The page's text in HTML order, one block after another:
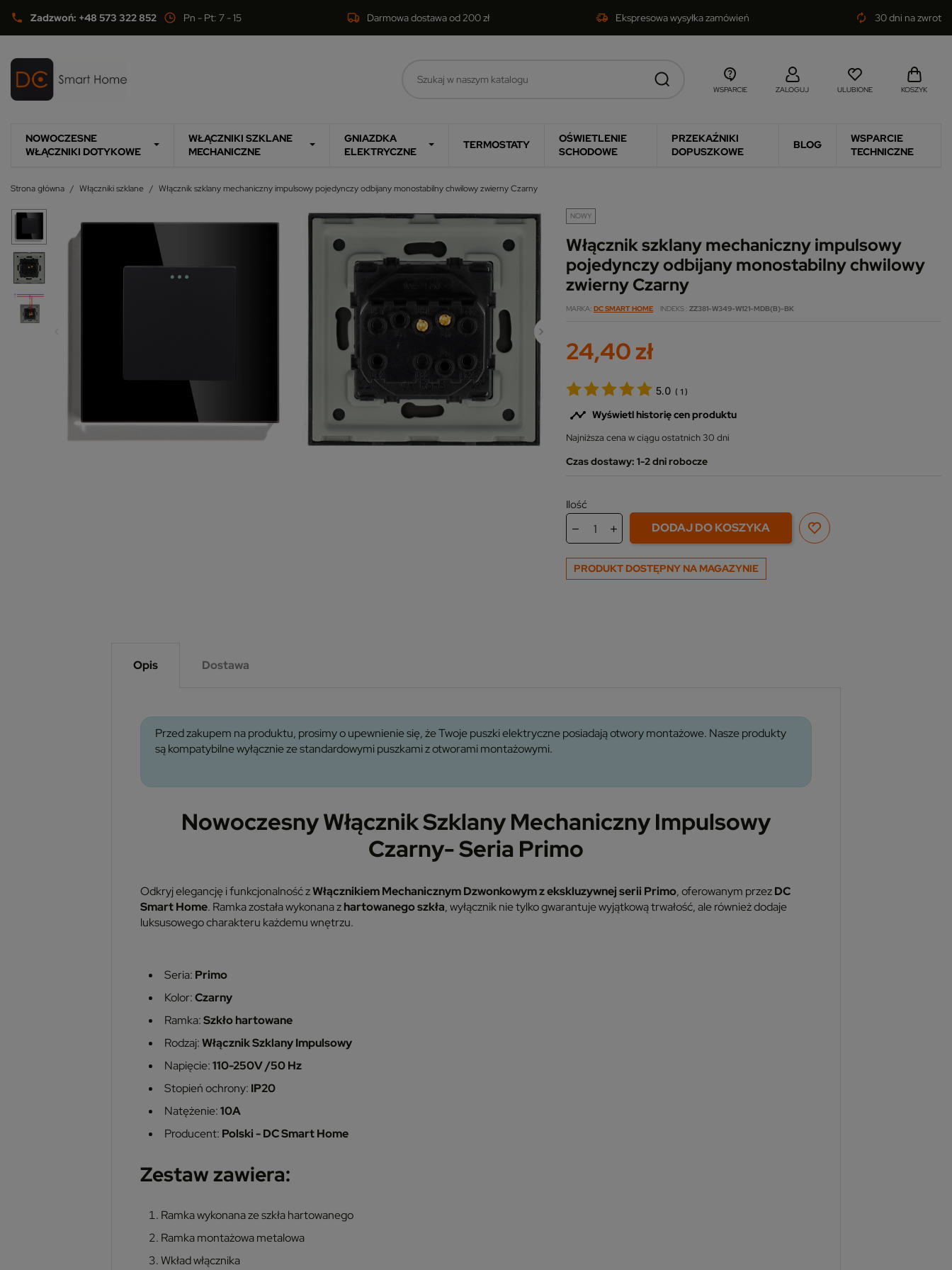
phone Zadzwoń: +48 573 322 852 Pn - Pt: 7 - 15 Darmowa dostawa od 200 zł Ekspresowa wysyłka zamówień autorenew 30 dni na zwrot
WSPARCIE ZALOGUJ ULUBIONE KOSZYK
NOWOCZESNE
WŁĄCZNIKI DOTYKOWE
WŁĄCZNIKI SZKLANE
MECHANICZNE
GNIAZDKA
ELEKTRYCZNE
TERMOSTATY
OŚWIETLENIE
SCHODOWE
PRZEKAŹNIKI
DOPUSZKOWE
BLOG
WSPARCIE
TECHNICZNE
Strona główna Włączniki szklane Włącznik szklany mechaniczny impulsowy pojedynczy odbijany monostabilny chwilowy zwierny Czarny
NOWY
Włącznik szklany mechaniczny impulsowy
pojedynczy odbijany monostabilny chwilowy
zwierny Czarny
MARKA DC SMART HOME INDEKS ZZ381-W349-W121-MDB(B)-BK
24,40 zł
5.0 ( 1 )
 Wyświetl historię cen produktu
Najniższa cena w ciągu ostatnich 30 dni
Czas dostawy: 1-2 dni robocze
Ilość
DODAJ DO KOSZYKA
PRODUKT DOSTĘPNY NA MAGAZYNIE
Opis Dostawa
Przed zakupem na produktu, prosimy o upewnienie się, że Twoje puszki elektryczne posiadają otwory montażowe. Nasze produkty
są kompatybilne wyłącznie ze standardowymi puszkami z otworami montażowymi.
Nowoczesny Włącznik Szklany Mechaniczny Impulsowy
Czarny- Seria Primo
Odkryj elegancję i funkcjonalność zWłącznikiem Mechanicznym Dzwonkowym z ekskluzywnej serii Primo, oferowanym przezDC
Smart Home. Ramka została wykonana zhartowanego szkła, wyłącznik nie tylko gwarantuje wyjątkową trwałość, ale również dodaje
luksusowego charakteru każdemu wnętrzu.
Seria: Primo
Kolor:Czarny
Ramka:Szkło hartowane
Rodzaj:Włącznik Szklany Impulsowy
Napięcie:110-250V /50 Hz
Stopień ochrony: IP20
Natężenie:10A
Producent: Polski - DC Smart Home
Zestaw zawiera:
Ramka wykonana ze szkła hartowanego
Ramka montażowa metalowa
Wkład włącznika